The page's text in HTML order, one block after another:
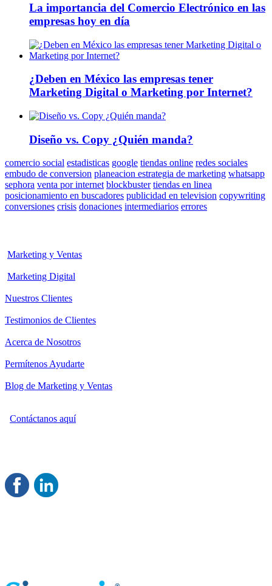
La importancia del Comercio Electrónico en las
empresas hoy en día
¿Deben en México las empresas tener
Marketing Digital o Marketing por Internet?
Diseño vs. Copy ¿Quién manda?
comercio social estadisticas google tiendas online redes sociales
embudo de conversion planeacion estrategia de marketing whatsapp
sephora venta por internet blockbuster tiendas en linea
posicionamiento en buscadores publicidad en television copywriting
conversiones crisis donaciones intermediarios errores
Marketing y Ventas
Marketing Digital
Nuestros Clientes
Testimonios de Clientes
Acerca de Nosotros
Permítenos Ayudarte
Blog de Marketing y Ventas
Contáctanos aquí